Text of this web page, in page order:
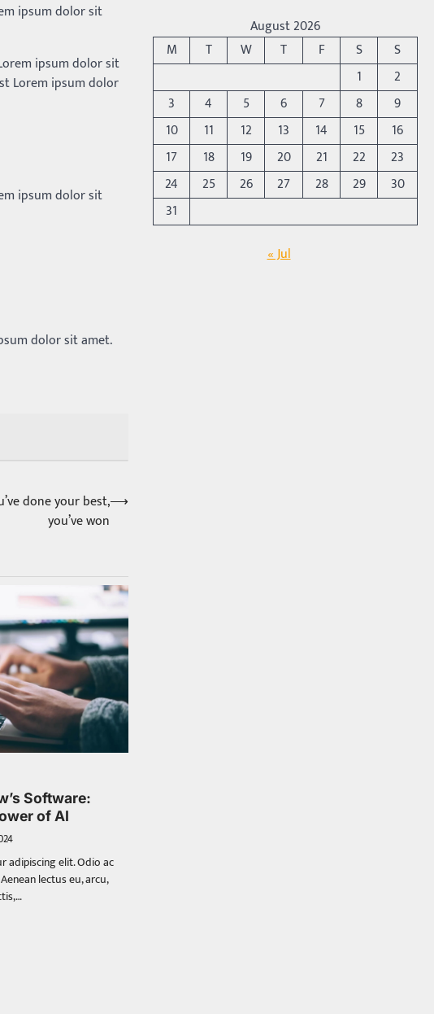
ipsum dolor sit
ipsum dolor sit
Lorem ipsum dolor
ipsum dolor sit
dolor sit amet.
done your best,
you’ve won
⟶
Software:
of AI
adipiscing elit. Odio ac
lectus eu, arcu,
రోడ్డుపై ఏరులై పారిన బీర్లు…
ఘాటుతో మండుతున్న నోర్లు
Balachander
15/04/2026
ఉత్తర ప్రదేశ్‌లోని ఝాన్సీ జిల్లాలో ఒక
వింతైన రోడ్డు ప్రమాదం చోటుచేసుకుంది.
ఝాన్సీ–కాన్పూర్ జాతీయ రహదారిపై
వేల సంఖ్యలో బీరు…
Trending
అక్కడ ఆదివారం బట్టలు
ఆదివారం వచ్చిందంటే చాలు
August 2026
M
T W T F S
S
1
2
3
4 5 6 7 8
9
10
11 12 13 14 15
16
17
18 19 20 21 22
23
24
25 26 27 28 29
30
31
« Jul